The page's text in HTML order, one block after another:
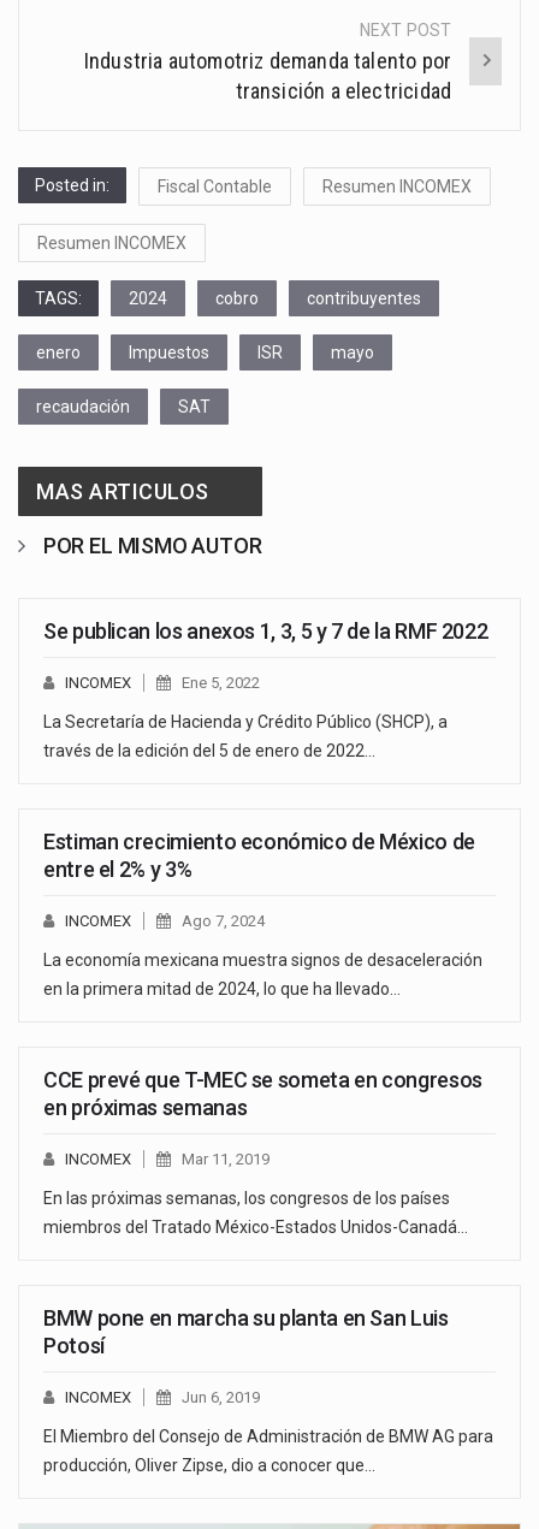
NEXT POST
Industria automotriz demanda talento por
transición a electricidad
Posted in: Fiscal Contable Resumen INCOMEX
Resumen INCOMEX
TAGS: 2024 cobro contribuyentes
enero Impuestos ISR mayo
recaudación SAT
MAS ARTICULOS
POR EL MISMO AUTOR
Se publican los anexos 1, 3, 5 y 7 de la RMF 2022
INCOMEX Ene 5, 2022
La Secretaría de Hacienda y Crédito Público (SHCP), a
través de la edición del 5 de enero de 2022…
Estiman crecimiento económico de México de
entre el 2% y 3%
INCOMEX Ago 7, 2024
La economía mexicana muestra signos de desaceleración
en la primera mitad de 2024, lo que ha llevado…
CCE prevé que T-MEC se someta en congresos
en próximas semanas
INCOMEX Mar 11, 2019
En las próximas semanas, los congresos de los países
miembros del Tratado México-Estados Unidos-Canadá…
BMW pone en marcha su planta en San Luis
Potosí
INCOMEX Jun 6, 2019
El Miembro del Consejo de Administración de BMW AG para
producción, Oliver Zipse, dio a conocer que…